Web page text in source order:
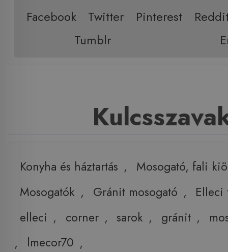
Facebook Twitter Pinterest
Tumblr
Konyha és háztartás ,
Mosogató, fali
Mosogatók , Gránit mosogató ,
Elleci
elleci , corner , sarok , gránit ,
,
lmecor70 ,